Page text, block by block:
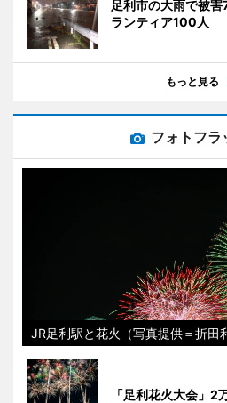
足利市の大雨で被
ランティア100人
もっと見る
フォトフラ
JR足利駅と花火（写真提供＝折田
「足利花火大会」2